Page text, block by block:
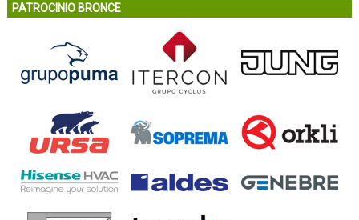
PATROCINIO BRONCE